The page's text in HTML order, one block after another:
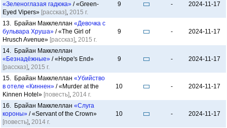
«Зеленоглазая гадюка» / «Green-
Eyed Vipers» [рассказ], 2015 г.
9 - 2024-11-17
13. Брайан Макклеллан «Девочка с
бульвара Хруша» / «The Girl of
Hrusch Avenue» [рассказ], 2015 г.
9 - 2024-11-17
14. Брайан Макклеллан
«Безнадёжные» / «Hope's End»
[рассказ], 2015 г.
9 - 2024-11-17
15. Брайан Макклеллан «Убийство
в отеле «Киннен» / «Murder at the
Kinnen Hotel» [повесть], 2014 г.
10 - 2024-11-17
16. Брайан Макклеллан «Слуга
короны» / «Servant of the Crown»
[повесть], 2014 г.
10 - 2024-11-17